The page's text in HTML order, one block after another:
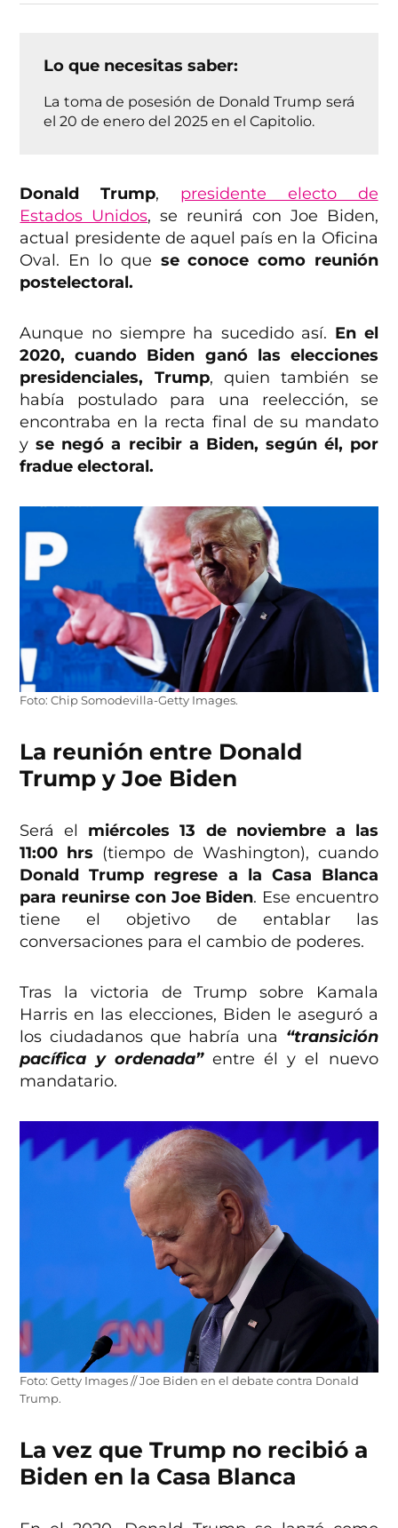
Lo que necesitas saber:
La toma de posesión de Donald Trump será
el 20 de enero del 2025 en el Capitolio.
Donald Trump, presidente electo de
Estados Unidos, se reunirá con Joe Biden,
actual presidente de aquel país en la Oficina
Oval. En lo que se conoce como reunión
postelectoral.
Aunque no siempre ha sucedido así. En el
2020, cuando Biden ganó las elecciones
presidenciales, Trump, quien también se
había postulado para una reelección, se
encontraba en la recta final de su mandato
yse negó a recibir a Biden, según él, por
fradue electoral.
Foto: Chip Somodevilla-Getty Images.
La reunión entre Donald
Trump y Joe Biden
Será el
miércoles 13 de noviembre a las
11:00 hrs (tiempo de Washington), cuando
Donald Trump regrese a la Casa Blanca
para reunirse con Joe Biden. Ese encuentro
tiene el objetivo de entablar las
conversaciones para el cambio de poderes.
Tras la victoria de Trump sobre Kamala
Harris en las elecciones, Biden le aseguró a
los ciudadanos que habría una “transición
pacífica y ordenada”entre él y el nuevo
mandatario.
Foto: Getty Images // Joe Biden en el debate contra Donald
Trump.
La vez que Trump no recibió a
Biden en la Casa Blanca